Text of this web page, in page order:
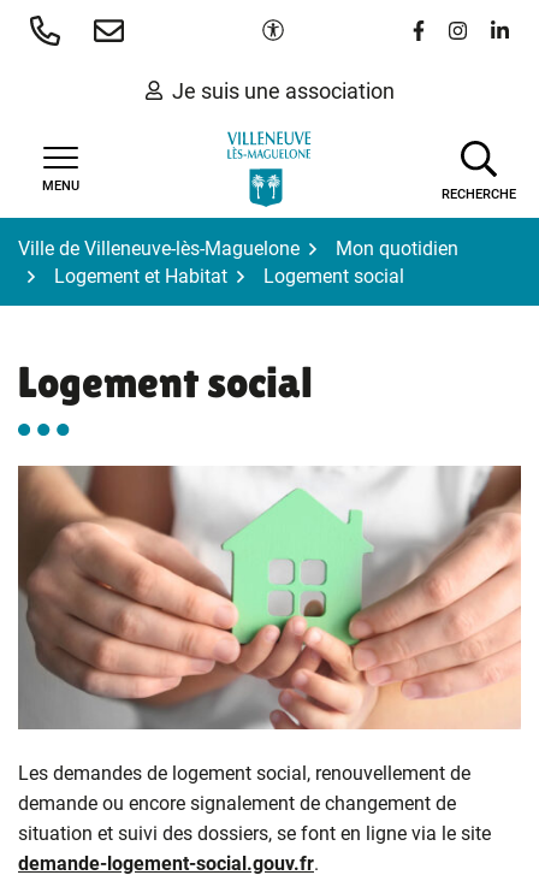
Aller
Paramètres d'accessibilité
Lien vers le
Lien vers
Lien
Je suis une association
MENU
RECHERCHE
Ville de Villeneuve-lès-Maguelone
Mon quotidien
Logement et Habitat
Logement social
Logement social
Les demandes de logement social, renouvellement de
demande ou encore signalement de changement de
situation et suivi des dossiers, se font en ligne via le site
demande-logement-social.gouv.fr.